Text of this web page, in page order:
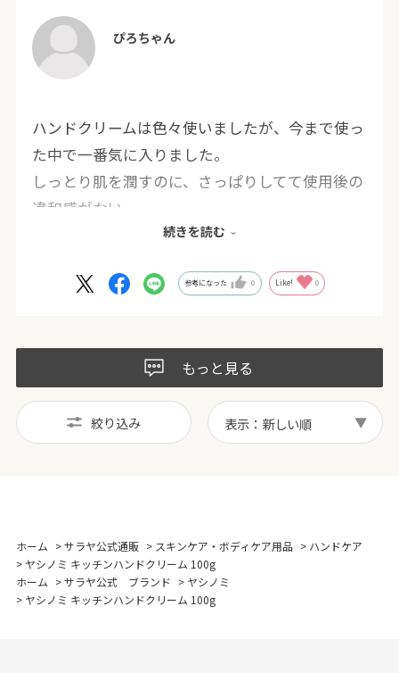
ぴろちゃん
ハンドクリームは色々使いましたが、今まで使っ
た中で一番気に入りました。
しっとり肌を潤すのに、さっぱりしてて使用後の
違和感がない。
1本使い終えて、お店で買えるかなぁと探したけ
買いました。
続きを読む
参考になった 0 Like! 0
もっと見る
絞り込み 表示：新しい順
ホーム >サラヤ公式通販 > スキンケア・ボディケア用品 > ハンドケア
> ヤシノミ キッチンハンドクリーム 100g
ホーム >サラヤ公式 ブランド > ヤシノミ
> ヤシノミ キッチンハンドクリーム 100g